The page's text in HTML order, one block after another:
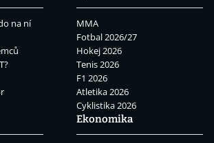
na ní
MMA
Fotbal 2026/27
Hokej 2026
Tenis 2026
F1 2026
Atletika 2026
Cyklistika 2026
Ekonomika